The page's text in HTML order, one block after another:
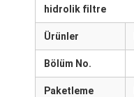
hidrolik filtre
Ürünler
Bölüm No.
Paketleme